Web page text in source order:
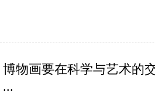
博物画要在科学与艺术的
...